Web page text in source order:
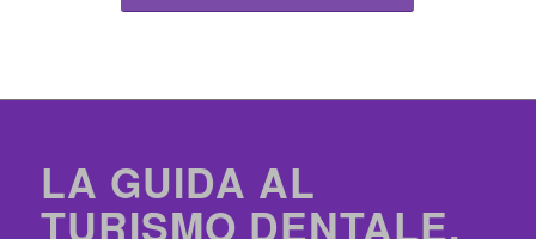
LA GUIDA AL
TURISMO DENTALE,